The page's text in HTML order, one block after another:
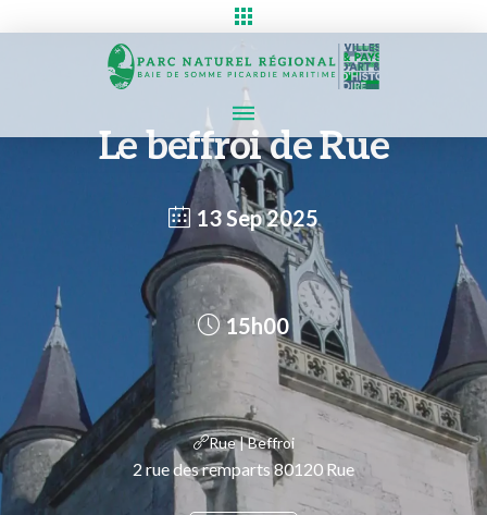
Le beffroi de Rue
13 Sep 2025
15h00
Rue | Beffroi
2 rue des remparts 80120 Rue